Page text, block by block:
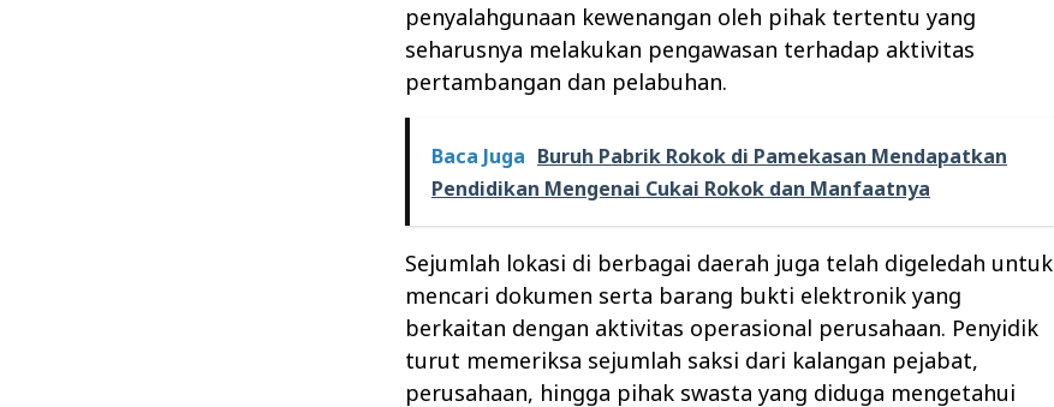
penyalahgunaan kewenangan oleh pihak tertentu yang
seharusnya melakukan pengawasan terhadap aktivitas
pertambangan dan pelabuhan.
Baca Juga Buruh Pabrik Rokok di Pamekasan Mendapatkan
Pendidikan Mengenai Cukai Rokok dan Manfaatnya
Sejumlah lokasi di berbagai daerah juga telah digeledah untuk
mencari dokumen serta barang bukti elektronik yang
berkaitan dengan aktivitas operasional perusahaan. Penyidik
turut memeriksa sejumlah saksi dari kalangan pejabat,
perusahaan, hingga pihak swasta yang diduga mengetahui